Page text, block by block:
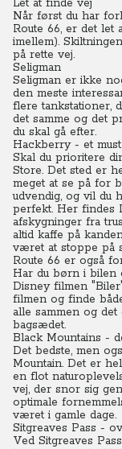
Let at finde vej
Når først du har
Route 66, er det let
imellem).
på rette vej.
Seligman
Seligman er ikke
den meste
flere tankstationer,
det samme og det
du skal gå efter.
Hackberry - et
Skal du prioritere
Store. Det sted er
meget at se på for
udvendig, og vil du
perfekt. Her findes
afskygninger fra
altid kaffe på
været at stoppe på
Route 66 er også
Har du børn i bilen
Disney filmen
filmen og finde
alle sammen og
bagsædet.
Black Mountains -
Det bedste, men
Mountain. Det er
en flot
vej, der snor sig
optimale
været i gamle dage.
Sitgreaves Pass -
Ved Sitgreaves